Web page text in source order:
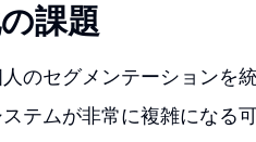
課題
のセグメンテーションを
テムが非常に複雑になる可